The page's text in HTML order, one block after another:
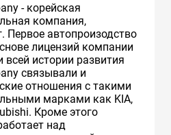
- корейская
компания,
Первое автопроизодство
лицензий компании
истории развития
связывали и
отношения с такими
марками как KIA,
Кроме этого
над